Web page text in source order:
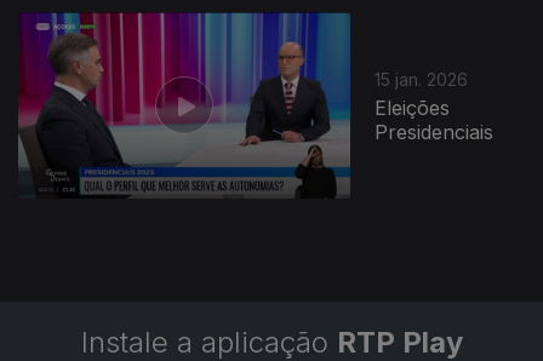
15 jan. 2026
Eleições
Presidenciais
Instale a aplicação RTP Play